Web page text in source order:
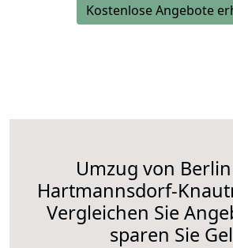
Kostenlose Angebote
Umzug von
Hartmannsdorf-
Vergleichen Sie
sparen Sie